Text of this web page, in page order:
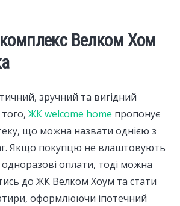
Велком Хом
зручний та вигідний
ЖК welcome home пропонує
що можна назвати однією з
Якщо покупцю не влаштовують
оплати, тоді можна
до ЖК Велком Хоум та стати
оформлюючи іпотечний